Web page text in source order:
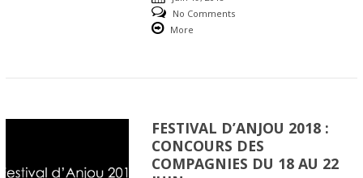
No Comments
More
FESTIVAL D’ANJOU 2018 :
CONCOURS DES
COMPAGNIES DU 18 AU 22